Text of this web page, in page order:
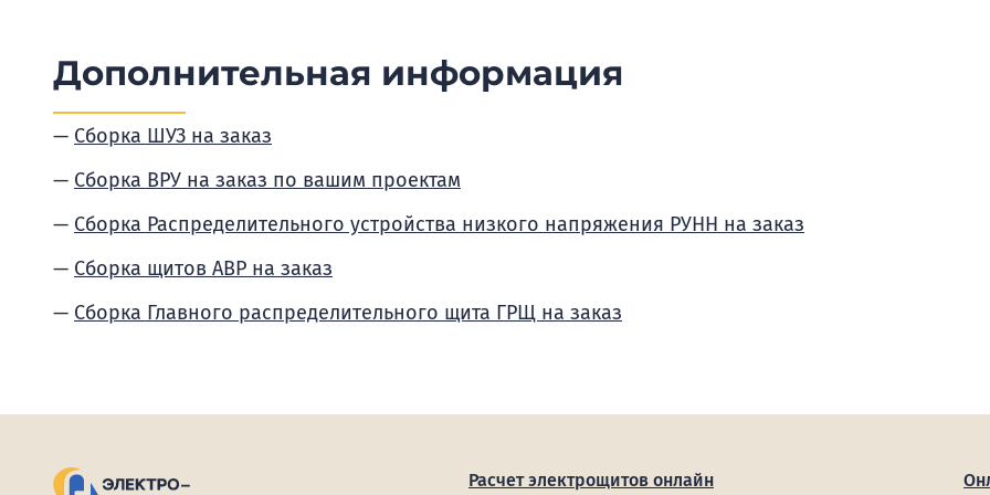
Дополнительная информация
Сборка ШУЗ на заказ
Сборка ВРУ на заказ по вашим проектам
Сборка Распределительного устройства низкого напряжения РУНН на заказ
Сборка щитов АВР на заказ
Сборка Главного распределительного щита ГРЩ на заказ
Расчет электрощитов онлайн